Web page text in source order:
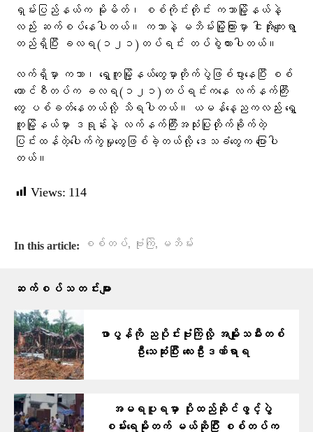
ရှမ်းပြည်နယ်က မိုးမိတ်၊ စစ်ကိုင်းတိုင်း ကသာမြို့နယ်နဲ့
လည်း ဆက်စပ်နေပါတယ်။ ကသာနဲ့ မဘိမ်းမြို့ကြားမှာ ငါးအိုးကျေးရွာ
တည်ရှိပြီး ခလရ(၁၂၁)တပ်ရင်း တပ်စွဲထားပါတယ်။
လက်ရှိမှာ ကသာ၊ ရွှေကူမြို့နယ်တွေမှာတိုက်ပွဲဖြစ်ပွားနေပြီး စစ်
ကောင်စီတပ်က ခလရ(‌၁၂၁)တပ်ရင်းကနေ လက်နက်ကြီး
တွေ ပစ်ခတ်နေတယ်လို့ သိရပါတယ်။ ယမန်နေ့ညကလည်း ရွှေ
ကူမြို့နယ်မှာ ဒရုန်းနဲ့ လက်နက်ကြီးအသုံးပြုတိုက်ခိုက်တဲ့
ပြင်းထန်တဲ့ပေါက်ကွဲမှုတွေဖြစ်ခဲ့တယ်လို့ ဒေသခံတွေက ပြောပါ
တယ်။
Views: 114
In this article: စစ်တပ်, ဗုံးကြဲ, မဘိမ်း
ဆက်စပ်သတင်းများ
ဖာပွန်ကို ညပိုင်းဗုံးကြဲလို့ အမျိုးသမီးတစ်
ဦးသေဆုံးပြီး လေးဦးဒဏ်ရာရ
အမရပူရမှာ ပိုးထည်ဆိုင်ဖွင့်ပွဲ